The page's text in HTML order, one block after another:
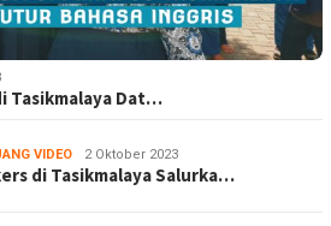
Tasikmalaya Dat…
VIDEO 2 Oktober 2023
di Tasikmalaya Salurka…